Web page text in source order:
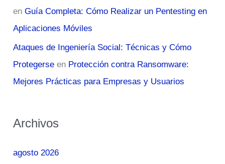
enGuía Completa: Cómo Realizar un Pentesting en
Aplicaciones Móviles
Ataques de Ingeniería Social: Técnicas y Cómo
Protegerse en Protección contra Ransomware:
Mejores Prácticas para Empresas y Usuarios
Archivos
agosto 2026